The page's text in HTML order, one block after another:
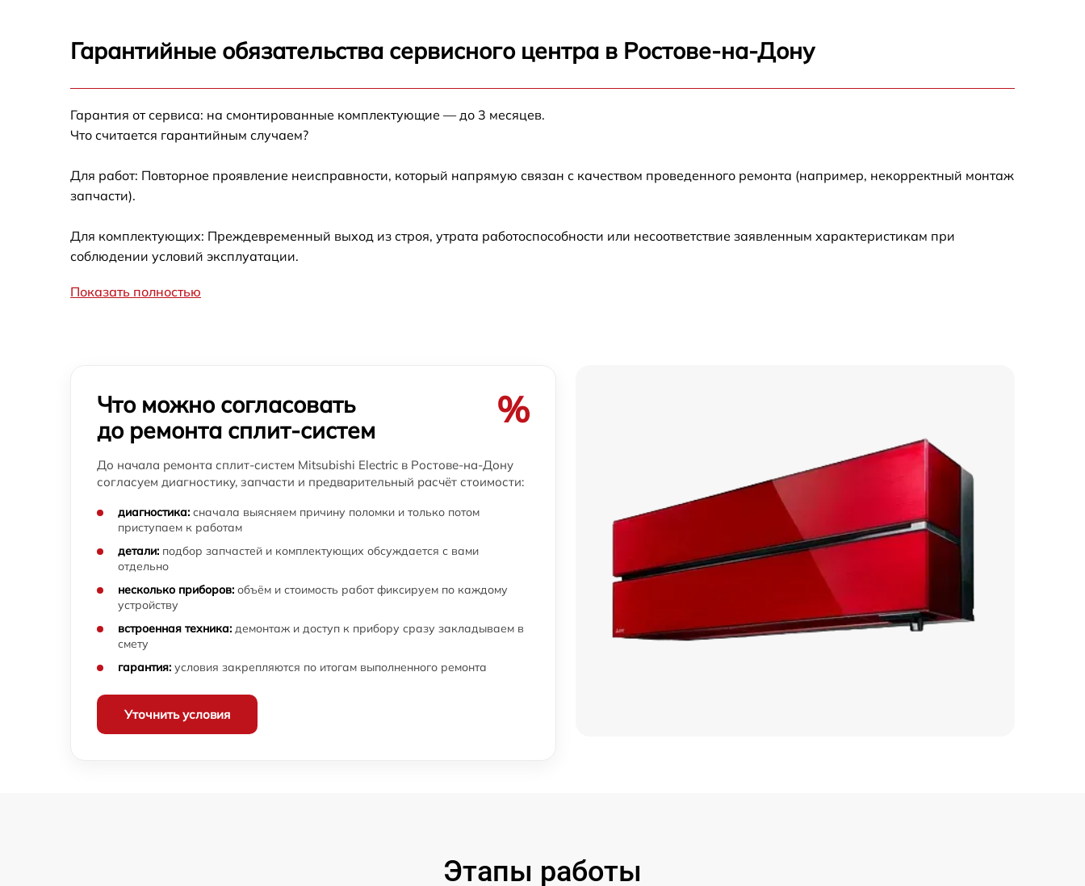
Гарантийные обязательства сервисного центра в Ростове-на-Дону
Гарантия от сервиса: на смонтированные комплектующие — до 3 месяцев.
Что считается гарантийным случаем?
Для работ: Повторное проявление неисправности, который напрямую связан с качеством проведенного ремонта (например, некорректный монтаж
запчасти).
Для комплектующих: Преждевременный выход из строя, утрата работоспособности или несоответствие заявленным характеристикам при
соблюдении условий эксплуатации.
Показать полностью
Что можно согласовать
до ремонта сплит-систем
%
До начала ремонта сплит-систем Mitsubishi Electric в Ростове-на-Дону
согласуем диагностику, запчасти и предварительный расчёт стоимости:
диагностика: сначала выясняем причину поломки и только потом
приступаем к работам
детали: подбор запчастей и комплектующих обсуждается с вами
отдельно
несколько приборов: объём и стоимость работ фиксируем по каждому
устройству
встроенная техника: демонтаж и доступ к прибору сразу закладываем в
смету
гарантия: условия закрепляются по итогам выполненного ремонта
Уточнить условия
Этапы работы